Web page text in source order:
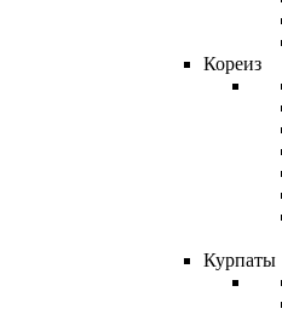
Кореиз
Курпаты